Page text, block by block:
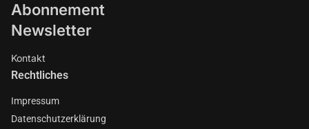
Abonnement
Newsletter
Kontakt
Rechtliches
Impressum
Datenschutzerklärung